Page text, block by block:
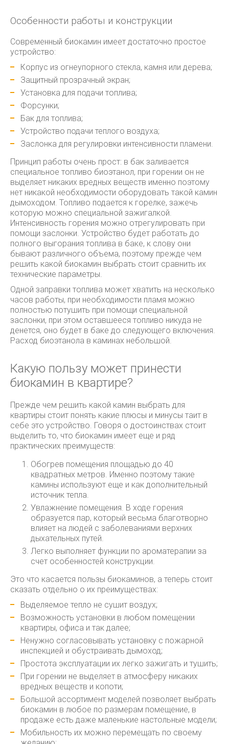
Особенности работы и конструкции
Современный биокамин имеет достаточно простое
устройство:
Корпус из огнеупорного стекла, камня или дерева;
Защитный прозрачный экран;
Установка для подачи топлива;
Форсунки;
Бак для топлива;
Устройство подачи теплого воздуха;
Заслонка для регулировки интенсивности пламени.
Принцип работы очень прост: в бак заливается
специальное топливо биоэтанол, при горении он не
выделяет никаких вредных веществ именно поэтому
нет никакой необходимости оборудовать такой камин
дымоходом. Топливо подается к горелке, зажечь
которую можно специальной зажигалкой.
Интенсивность горения можно отрегулировать при
помощи заслонки. Устройство будет работать до
полного выгорания топлива в баке, к слову они
бывают различного объема, поэтому прежде чем
решить какой биокамин выбрать стоит сравнить их
технические параметры.
Одной заправки топлива может хватить на несколько
часов работы, при необходимости пламя можно
полностью потушить при помощи специальной
заслонки, при этом оставшееся топливо никуда не
денется, оно будет в баке до следующего включения.
Расход биоэтанола в каминах небольшой.
Какую пользу может принести
биокамин в квартире?
Прежде чем решить какой камин выбрать для
квартиры стоит понять какие плюсы и минусы таит в
себе это устройство. Говоря о достоинствах стоит
выделить то, что биокамин имеет еще и ряд
практических преимуществ:
Обогрев помещения площадью до 40
квадратных метров. Именно поэтому такие
камины используют еще и как дополнительный
источник тепла.
Увлажнение помещения. В ходе горения
образуется пар, который весьма благотворно
влияет на людей с заболеваниями верхних
дыхательных путей.
Легко выполняет функции по ароматерапии за
счет особенностей конструкции.
Это что касается пользы биокаминов, а теперь стоит
сказать отдельно о их преимуществах:
Выделяемое тепло не сушит воздух;
Возможность установки в любом помещении
квартиры, офиса и так далее;
Ненужно согласовывать установку с пожарной
инспекцией и обустраивать дымоход;
Простота эксплуатации их легко зажигать и тушить;
При горении не выделяет в атмосферу никаких
вредных веществ и копоти;
Большой ассортимент моделей позволяет выбрать
биокамин в любое по размерам помещение, в
продаже есть даже маленькие настольные модели;
Мобильность их можно перемещать по своему